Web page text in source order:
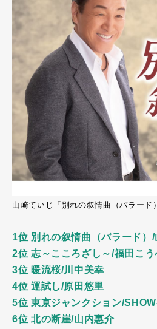
山崎ていじ「別れの叙情曲（バラード
1位 別れの叙情曲（バラード）/
2位 志～こころざし～/福田こう
3位 暖流桜/川中美幸
4位 運試し/原田悠里
5位 東京ジャンクション/
6位 北の断崖/山内惠介